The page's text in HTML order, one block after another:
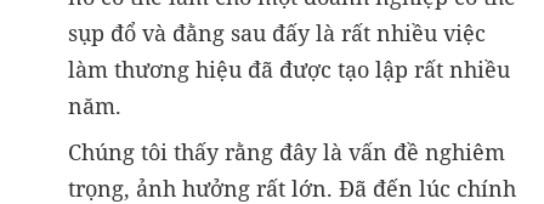
sụp đổ và đằng sau đấy là rất nhiều việc
làm thương hiệu đã được tạo lập rất nhiều
năm.
Chúng tôi thấy rằng đây là vấn đề nghiêm
trọng, ảnh hưởng rất lớn. Đã đến lúc chính